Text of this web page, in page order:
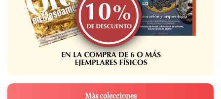
Más colecciones